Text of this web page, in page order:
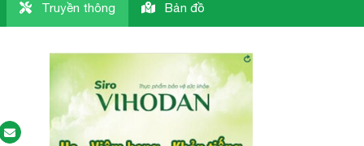
Truyền thông Bản đồ